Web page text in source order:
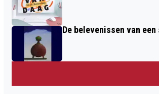
De belevenissen van